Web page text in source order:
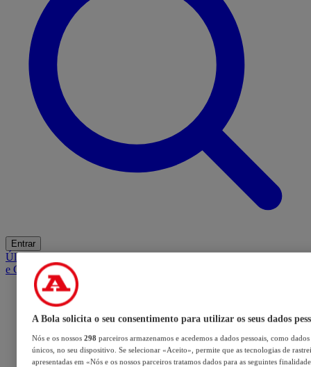
Entrar
ÚltimasMercadoOpiniãoiGaming HubA BOLA SUGEREBarba
e Cabelo
A Bola solicita o seu consentimento para utilizar os seus dados
Nós e os nossos 298 parceiros armazenamos e acedemos a dados pessoais, como
únicos, no seu dispositivo. Se selecionar «Aceito», permite que as tecnologias de
apresentadas em «Nós e os nossos parceiros tratamos dados para as seguintes